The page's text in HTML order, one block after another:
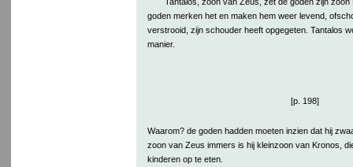
goden merken het en maken hem weer levend,
verstrooid, zijn schouder heeft opgegeten. Tantalos
manier.
[p. 198]
Waarom? de goden hadden moeten inzien dat hij
zoon van Zeus immers is hij kleinzoon van Kronos,
kinderen op te eten.